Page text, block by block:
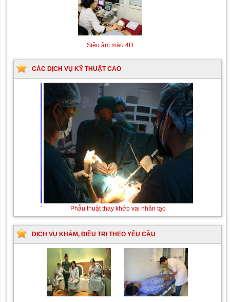
Siêu âm màu 4D
CÁC DỊCH VỤ KỸ THUẬT CAO
Thay máu sơ sinh do bất đồng nhóm máu
DỊCH VỤ KHÁM, ĐIỀU TRỊ THEO YÊU CẦU